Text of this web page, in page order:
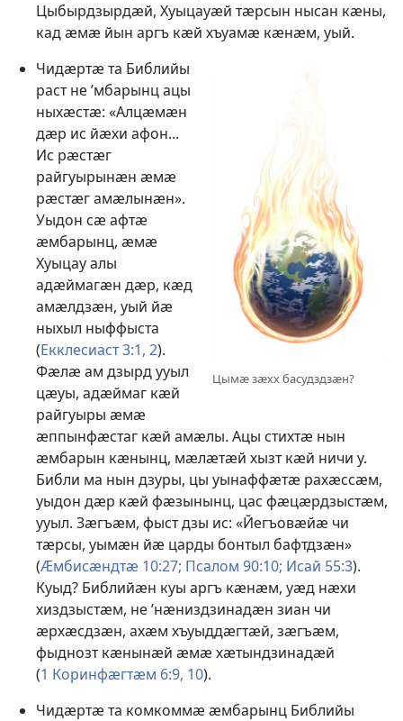
Цыбырдзырдӕй, Хуыцауӕй тӕрсын нысан кӕны,
кад ӕмӕ йын аргъ кӕй хъуамӕ кӕнӕм, уый.
Цымӕ зӕхх басудздзӕн?
Чидӕртӕ та Библийы
раст не ’мбарынц ацы
ныхӕстӕ: «Алцӕмӕн
дӕр ис йӕхи афон...
Ис рӕстӕг
райгуырынӕн ӕмӕ
рӕстӕг амӕлынӕн».
Уыдон сӕ афтӕ
ӕмбарынц, ӕмӕ
Хуыцау алы
адӕймагӕн дӕр, кӕд
амӕлдзӕн, уый йӕ
ныхыл ныффыста
(Екклесиаст 3:1, 2).
Фӕлӕ ам дзырд ууыл
цӕуы, адӕймаг кӕй
райгуыры ӕмӕ
ӕппынфӕстаг кӕй амӕлы. Ацы стихтӕ нын
ӕмбарын кӕнынц, мӕлӕтӕй хызт кӕй ничи у.
Библи ма нын дзуры, цы уынаффӕтӕ рахӕссӕм,
уыдон дӕр кӕй фӕзынынц, цас фӕцӕрдзыстӕм,
ууыл. Зӕгъӕм, фыст дзы ис: «Йегъовӕйӕ чи
тӕрсы, уымӕн йӕ царды бонтыл бафтдзӕн»
(Ӕмбисӕндтӕ 10:27; Псалом 90:10; Исай 55:3).
Куыд? Библийӕн куы аргъ кӕнӕм, уӕд нӕхи
хиздзыстӕм, не ’нӕниздзинадӕн зиан чи
ӕрхӕсдзӕн, ахӕм хъуыддӕгтӕй, зӕгъӕм,
фыднозт кӕнынӕй ӕмӕ хӕтындзинадӕй
(1 Коринфӕгтӕм 6:9, 10).
Чидӕртӕ та комкоммӕ ӕмбарынц Библийы